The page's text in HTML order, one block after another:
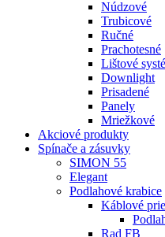
Núdzové
Trubicové
Ručné
Prachotesné
Lištové
Downlight
Prisadené
Panely
Mriežkové
Akciové produkty
Spínače a zásuvky
SIMON 55
Elegant
Podlahové krabice
Káblové
Rad FB